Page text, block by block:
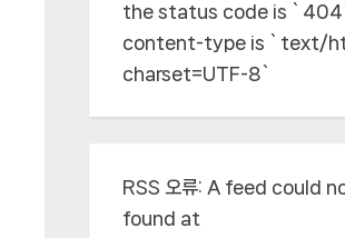
the status code is
content-type is `text/
charset=UTF-8`
RSS 오류: A feed could
found at